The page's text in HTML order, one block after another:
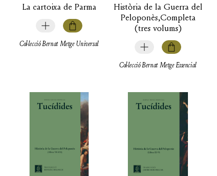
La cartoixa de Parma
Col·lecció Bernat Metge Universal
Història de la Guerra del
Peloponès,Completa
(tres volums)
Col·lecció Bernat Metge Essencial